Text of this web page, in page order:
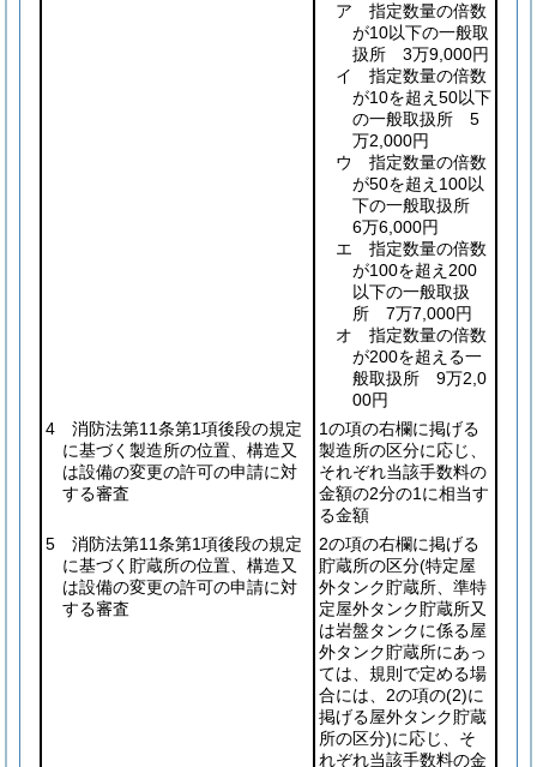
ア 指定数量の倍数
が10以下の一般取
扱所 3万9,000円
イ 指定数量の倍数
が10を超え50以下
の一般取扱所 5
万2,000円
ウ 指定数量の倍数
が50を超え100以
下の一般取扱所
6万6,000円
エ 指定数量の倍数
が100を超え200
以下の一般取扱
所 7万7,000円
オ 指定数量の倍数
が200を超える一
般取扱所 9万2,0
00円
4 消防法第11条第1項後段の規定
に基づく製造所の位置、構造又
は設備の変更の許可の申請に対
する審査
1の項の右欄に掲げる
製造所の区分に応じ、
それぞれ当該手数料の
金額の2分の1に相当す
る金額
5 消防法第11条第1項後段の規定
に基づく貯蔵所の位置、構造又
は設備の変更の許可の申請に対
する審査
2の項の右欄に掲げる
貯蔵所の区分(特定屋
外タンク貯蔵所、準特
定屋外タンク貯蔵所又
は岩盤タンクに係る屋
外タンク貯蔵所にあっ
ては、規則で定める場
合には、2の項の(2)に
掲げる屋外タンク貯蔵
所の区分)に応じ、そ
れぞれ当該手数料の金